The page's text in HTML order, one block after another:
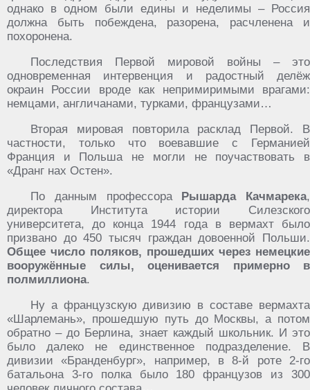
однако в одном были едины и неделимы – Россия
должна быть побеждена, разорена, расчленена и
похоронена.
Последствия Первой мировой войны – это
одновременная интервенция и радостный делёж
окраин России вроде как непримиримыми врагами:
немцами, англичанами, турками, французами…
Вторая мировая повторила расклад Первой. В
частности, только что воевавшие с Германией
Франция и Польша не могли не поучаствовать в
«Дранг нах Остен».
По данным профессора Рышарда Качмарека,
директора Института истории Силезского
университета, до конца 1944 года в вермахт было
призвано до 450 тысяч граждан довоенной Польши.
Общее число поляков, прошедших через немецкие
вооружённые силы, оценивается примерно в
полмиллиона.
Ну а французскую дивизию в составе вермахта
«Шарлемань», прошедшую путь до Москвы, а потом
обратно – до Берлина, знает каждый школьник. И это
было далеко не единственное подразделение. В
дивизии «Бранденбург», например, в 8-й роте 2-го
батальона 3-го полка было 180 французов из 300